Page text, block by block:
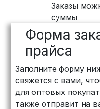
ПЭК: Сроки
дней,
рублей
объемных
дней,
Байкал
Заказы
суммы
Форма
прайса
Заполните форму
свяжется с вами,
для оптовых
также отправит на